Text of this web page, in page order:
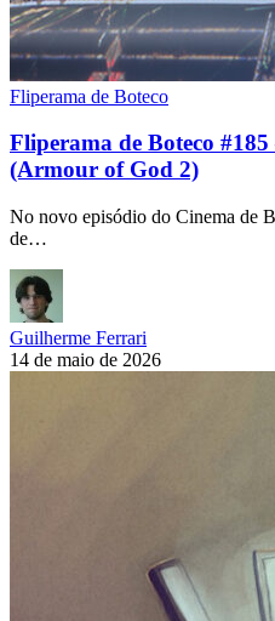
Fliperama de Boteco
Fliperama de Boteco
(Armour of God 2)
No novo episódio do Cinema de
de…
Guilherme Ferrari
14 de maio de 2026